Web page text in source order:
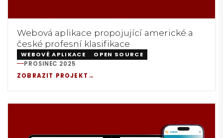
Webová aplikace propojující americké a
české profesní klasifikace
WEBOVÉ APLIKACE
OPEN SOURCE
REALIZACE:
PROSINEC 2025
ZOBRAZIT PROJEKT →